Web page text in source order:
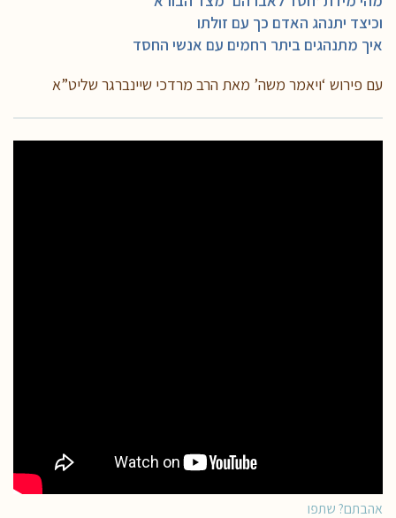
וכיצד יתנהג האדם כך עם זולתו
איך מתנהגים ביתר רחמים עם אנשי החסד
עם פירוש ‘ויאמר משה’ מאת הרב מרדכי שיינברגר שליט”א
אהבתם? שתפו